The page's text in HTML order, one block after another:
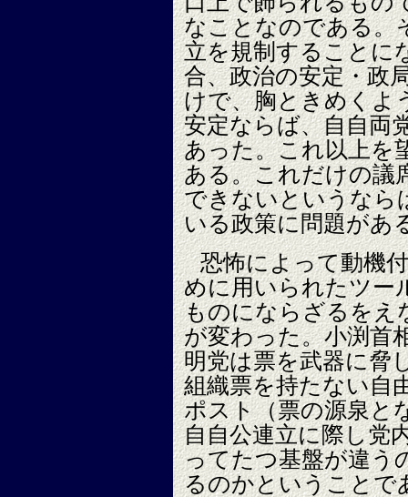
なことなのである。
立を規制することに
合、政治の安定・政
けで、胸ときめくよ
安定ならば、自自両
あった。これ以上を
ある。これだけの議
できないというなら
いる政策に問題があ
恐怖によって動機
めに用いられたツー
ものにならざるをえ
が変わった。小渕首
明党は票を武器に脅
組織票を持たない自
ポスト（票の源泉と
自自公連立に際し党
ってたつ基盤が違う
るのかということで